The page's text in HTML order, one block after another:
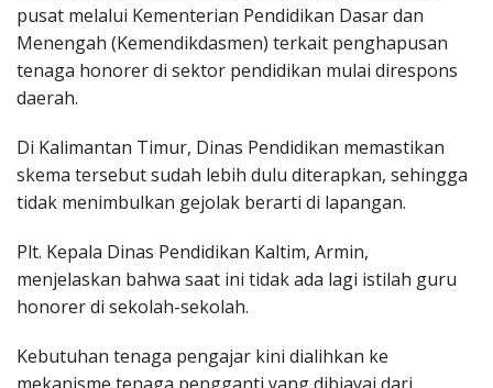
pusat melalui Kementerian Pendidikan Dasar dan
Menengah (Kemendikdasmen) terkait penghapusan
tenaga honorer di sektor pendidikan mulai direspons
daerah.
Di Kalimantan Timur, Dinas Pendidikan memastikan
skema tersebut sudah lebih dulu diterapkan, sehingga
tidak menimbulkan gejolak berarti di lapangan.
Plt. Kepala Dinas Pendidikan Kaltim, Armin,
menjelaskan bahwa saat ini tidak ada lagi istilah guru
honorer di sekolah-sekolah.
Kebutuhan tenaga pengajar kini dialihkan ke
mekanisme tenaga pengganti yang dibiayai dari